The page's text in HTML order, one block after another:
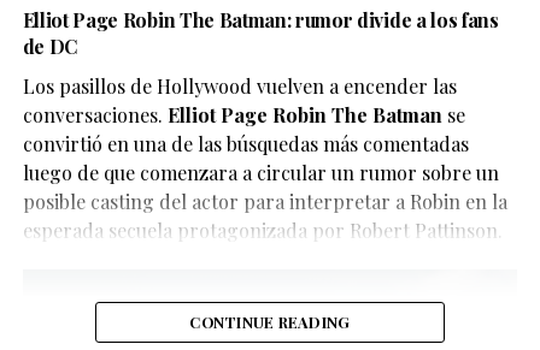
El reparto reúne a figuras como Penélope Cruz,
Glenn Close .
En este caso, el objetivo del video parece ser
únicamente divertir a los seguidores de X-Men, quienes
han convertido el clip en uno de los contenidos virales
del momento.
Elliot Page Robin The Batman: rumor divide a los fans
de DC
Los pasillos de Hollywood vuelven a encender las
conversaciones. Elliot Page Robin The Batmanse
convirtió en una de las búsquedas más comentadas
luego de que comenzara a circular un rumor sobre un
posible casting del actor para interpretar a Robin en la
esperada secuela protagonizada por Robert Pattinson.
CONTINUE READING